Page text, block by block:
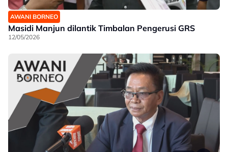
AWANI BORNEO
Masidi Manjun dilantik Timbalan Pengerusi GRS
12/05/2026